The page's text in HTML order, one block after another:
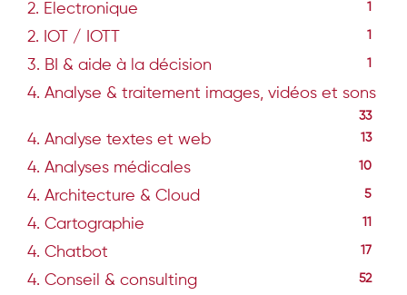
2. Electronique 1
2. IOT / IOTT 1
3. BI & aide à la décision 1
4. Analyse & traitement images, vidéos et sons
33
4. Analyse textes et web 13
4. Analyses médicales 10
4. Architecture & Cloud 5
4. Cartographie
4. Chatbot 17
4. Conseil & consulting 52